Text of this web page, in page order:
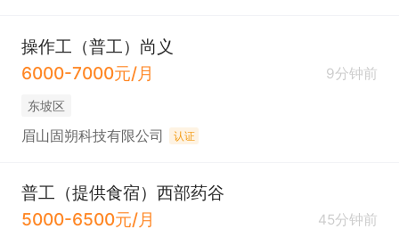
操作工（普工）尚义
6000-7000元/月
9分钟前
东坡区
眉山固朔科技有限公司 认证
普工（提供食宿）西部药谷
5000-6500元/月
45分钟前